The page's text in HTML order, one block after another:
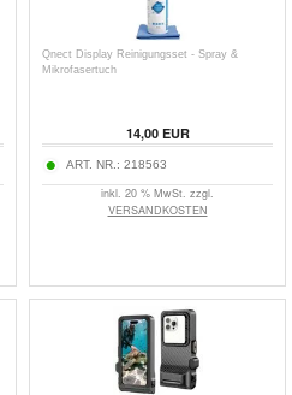
Qnect Display Reinigungsset - Spray &
Mikrofasertuch
14,00EUR
ART. NR.: 218563
inkl. 20 % MwSt. zzgl.
VERSANDKOSTEN